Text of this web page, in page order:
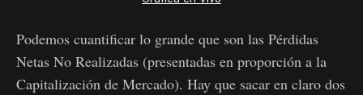
Podemos cuantificar lo grande que son las Pérdidas
Netas No Realizadas (presentadas en proporción a la
Capitalización de Mercado). Hay que sacar en claro dos